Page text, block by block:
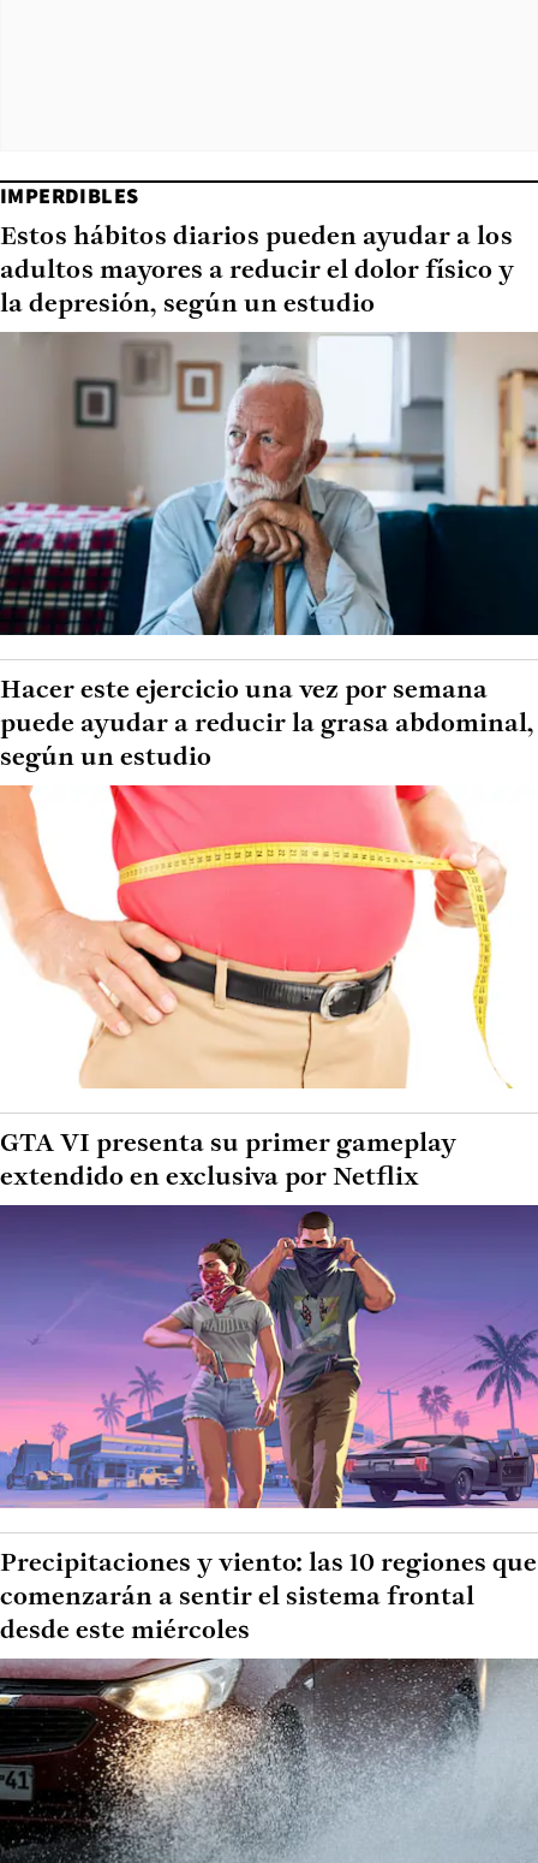
IMPERDIBLES
Estos hábitos diarios pueden ayudar a los
adultos mayores a reducir el dolor físico y
la depresión, según un estudio
Hacer este ejercicio una vez por semana
puede ayudar a reducir la grasa abdominal,
según un estudio
GTA VI presenta su primer gameplay
extendido en exclusiva por Netflix
Precipitaciones y viento: las 10 regiones que
comenzarán a sentir el sistema frontal
desde este miércoles